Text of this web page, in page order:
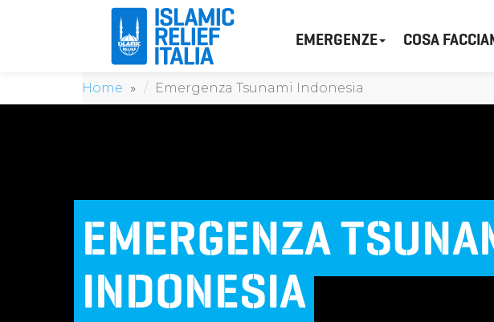
EMERGENZE COSA
Home Emergenza Tsunami Indonesia
EMERGENZA
INDONESIA